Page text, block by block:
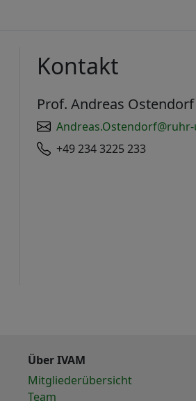
Kontakt
Prof. Andreas Ostendorf
+49 234 3225 233
Über IVAM
Mitgliederübersicht
Team